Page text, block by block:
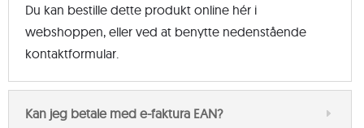
Du kan bestille dette produkt online hér i
webshoppen, eller ved at benytte nedenstående
kontaktformular.
Kan jeg betale med e-faktura EAN?